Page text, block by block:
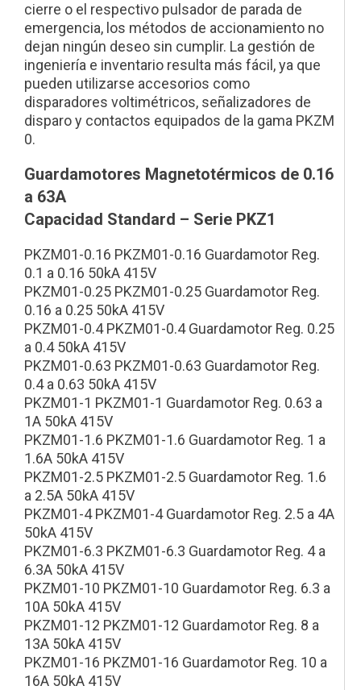
cierre o el respectivo pulsador de parada de
emergencia, los métodos de accionamiento no
dejan ningún deseo sin cumplir. La gestión de
ingeniería e inventario resulta más fácil, ya que
pueden utilizarse accesorios como
disparadores voltimétricos, señalizadores de
disparo y contactos equipados de la gama PKZM
0.
Guardamotores Magnetotérmicos de 0.16
a 63A
Capacidad Standard – Serie PKZ1
PKZM01-0.16 PKZM01-0.16 Guardamotor Reg.
0.1 a 0.16 50kA 415V
PKZM01-0.25 PKZM01-0.25 Guardamotor Reg.
0.16 a 0.25 50kA 415V
PKZM01-0.4 PKZM01-0.4 Guardamotor Reg. 0.25
a 0.4 50kA 415V
PKZM01-0.63 PKZM01-0.63 Guardamotor Reg.
0.4 a 0.63 50kA 415V
PKZM01-1 PKZM01-1 Guardamotor Reg. 0.63 a
1A 50kA 415V
PKZM01-1.6 PKZM01-1.6 Guardamotor Reg. 1 a
1.6A 50kA 415V
PKZM01-2.5 PKZM01-2.5 Guardamotor Reg. 1.6
a 2.5A 50kA 415V
PKZM01-4 PKZM01-4 Guardamotor Reg. 2.5 a 4A
50kA 415V
PKZM01-6.3 PKZM01-6.3 Guardamotor Reg. 4 a
6.3A 50kA 415V
PKZM01-10 PKZM01-10 Guardamotor Reg. 6.3 a
10A 50kA 415V
PKZM01-12 PKZM01-12 Guardamotor Reg. 8 a
13A 50kA 415V
PKZM01-16 PKZM01-16 Guardamotor Reg. 10 a
16A 50kA 415V